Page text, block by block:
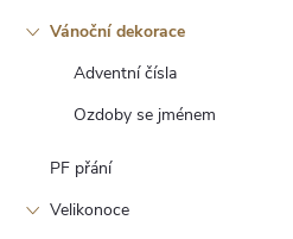
Vánoční dekorace
Adventní čísla
Ozdoby se jménem
PF přání
Velikonoce